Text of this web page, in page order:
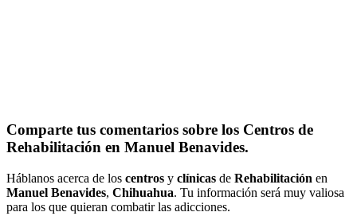
Comparte tus comentarios sobre los Centros de
Rehabilitación en Manuel Benavides.
Háblanos acerca de los centros y clínicas de Rehabilitación en
Manuel Benavides, Chihuahua. Tu información será muy valiosa
para los que quieran combatir las adicciones.